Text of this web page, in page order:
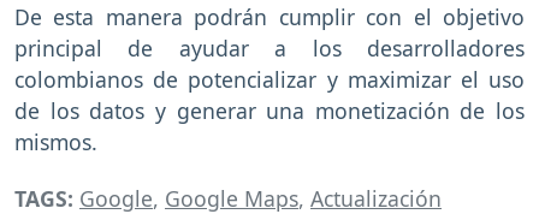
De esta manera podrán cumplir con el objetivo
principal de ayudar a los desarrolladores
colombianos de potencializar y maximizar el uso
de los datos y generar una monetización de los
mismos.
TAGS: Google, Google Maps, Actualización